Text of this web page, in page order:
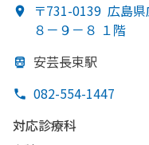
〒731-0139 広島
８－９－８ １階
安芸長束駅
082-554-1447
対応診療科